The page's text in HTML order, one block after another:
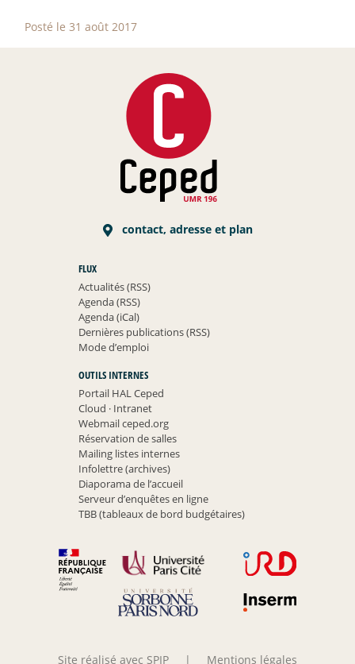
Posté le 31 août 2017
contact, adresse et plan
FLUX
Actualités (RSS)
Agenda (RSS)
Agenda (iCal)
Dernières publications (RSS)
Mode d’emploi
OUTILS INTERNES
Portail HAL Ceped
Cloud ·Intranet
Webmail ceped.org
Réservation de salles
Mailing listes internes
Infolettre (archives)
Diaporama de l’accueil
Serveur d’enquêtes en ligne
TBB (tableaux de bord budgétaires)
Site réalisé avec SPIP | Mentions légales